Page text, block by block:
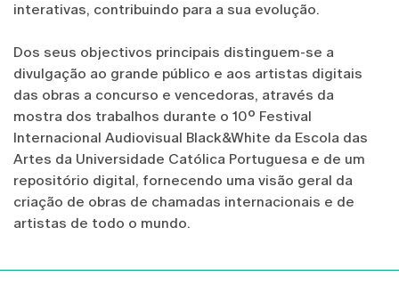
interativas, contribuindo para a sua evolução.
Dos seus objectivos principais distinguem-se a
divulgação ao grande público e aos artistas digitais
das obras a concurso e vencedoras, através da
mostra dos trabalhos durante o 10º Festival
Internacional Audiovisual Black&White da Escola das
Artes da Universidade Católica Portuguesa e de um
repositório digital, fornecendo uma visão geral da
criação de obras de chamadas internacionais e de
artistas de todo o mundo.